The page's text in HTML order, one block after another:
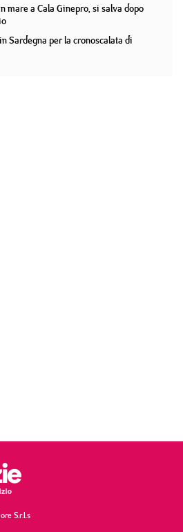
mare a Cala Ginepro, si salva dopo
Sardegna per la cronoscalata di
S.r.l.s